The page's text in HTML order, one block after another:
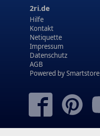
2ri.de
Hilfe
Kontakt
Netiquette
Impressum
Datenschutz
AGB
Powered bySmartstore